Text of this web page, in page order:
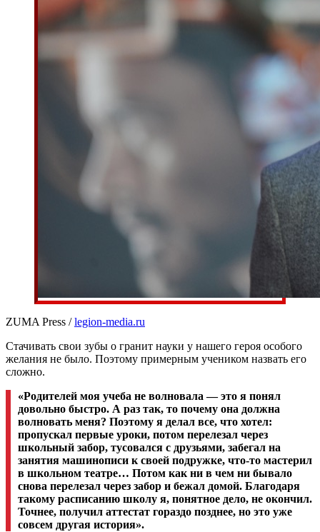
ZUMA Press /legion-media.ru
Стачивать свои зубы о гранит науки у нашего героя особого
желания не было. Поэтому примерным учеником назвать его
сложно.
«Родителей моя учеба не волновала — это я понял
довольно быстро. А раз так, то почему она должна
волновать меня? Поэтому я делал все, что хотел:
пропускал первые уроки, потом перелезал через
школьный забор, тусовался с друзьями, забегал на
занятия машинописи к своей подружке, что-то мастерил
в школьном театре… Потом как ни в чем ни бывало
снова перелезал через забор и бежал домой. Благодаря
такому расписанию школу я, понятное дело, не окончил.
Точнее, получил аттестат гораздо позднее, но это уже
совсем другая история».